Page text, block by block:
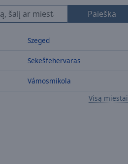
Paieška
Szeged
Sėkešfehėrvaras
Vámosmikola
Visą miestai